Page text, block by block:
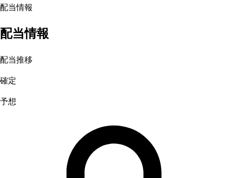
配当情報
配当情報
配当推移
確定
予想